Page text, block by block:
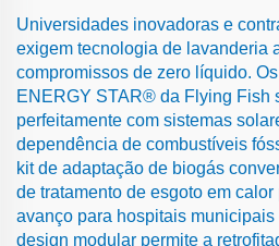
Universidades inovadoras e
exigem tecnologia de lavanderia
compromissos de zero líquido.
ENERGY STAR® da Flying Fish
perfeitamente com sistemas
dependência de combustíveis
kit de adaptação de biogás
de tratamento de esgoto em
avanço para hospitais
design modular permite a